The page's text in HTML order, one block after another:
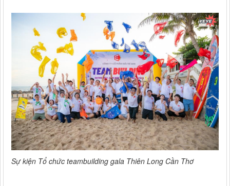
Sự kiện Tổ chức teambuilding gala Thiên Long Cần Thơ